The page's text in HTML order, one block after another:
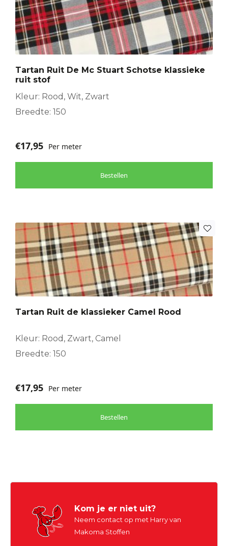
Tartan Ruit De Mc Stuart Schotse klassieke
ruit stof
Kleur: Rood, Wit, Zwart
Breedte: 150
€17,95 Per meter
Bestellen
Tartan Ruit de klassieker Camel Rood
Kleur: Rood, Zwart, Camel
Breedte: 150
€17,95 Per meter
Bestellen
Kom je er niet uit?
Neem contact op met Harry van
Makoma Stoffen